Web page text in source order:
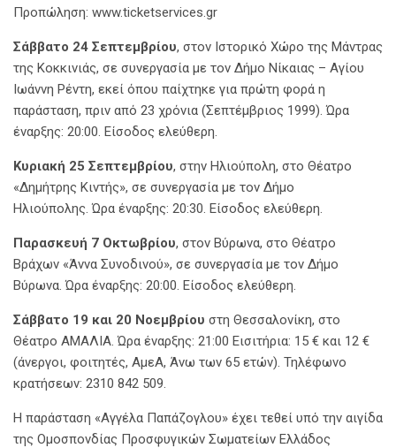
Προπώληση: www.ticketservices.gr
Σάββατο 24 Σεπτεμβρίου, στον Ιστορικό Χώρο της Μάντρας
της Κοκκινιάς, σε συνεργασία με τον Δήμο Νίκαιας – Αγίου
Ιωάννη Ρέντη, εκεί όπου παίχτηκε για πρώτη φορά η
παράσταση, πριν από 23 χρόνια (Σεπτέμβριος 1999). Ώρα
έναρξης: 20:00. Είσοδος ελεύθερη.
Κυριακή 25 Σεπτεμβρίου, στην Ηλιούπολη, στο Θέατρο
«Δημήτρης Κιντής», σε συνεργασία με τον Δήμο
Ηλιούπολης. Ώρα έναρξης: 20:30. Είσοδος ελεύθερη.
Παρασκευή 7 Οκτωβρίου, στον Βύρωνα, στο Θέατρο
Βράχων «Άννα Συνοδινού», σε συνεργασία με τον Δήμο
Βύρωνα. Ώρα έναρξης: 20:00. Είσοδος ελεύθερη.
Σάββατο 19 και 20 Νοεμβρίου στη Θεσσαλονίκη, στο
Θέατρο ΑΜΑΛΙΑ. Ώρα έναρξης: 21:00 Εισιτήρια: 15 € και 12 €
(άνεργοι, φοιτητές, ΑμεΑ, Άνω των 65 ετών). Τηλέφωνο
κρατήσεων: 2310 842 509.
Η παράσταση «Αγγέλα Παπάζογλου» έχει τεθεί υπό την αιγίδα
της Ομοσπονδίας Προσφυγικών Σωματείων Ελλάδος